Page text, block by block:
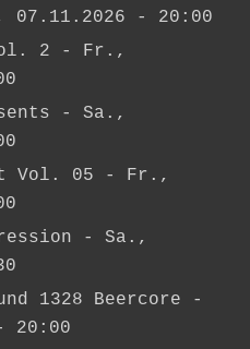
07.11.2026 - 20:00
2 - Fr.,
- Sa.,
Vol. 05 - Fr.,
- Sa.,
1328 Beercore -
20:00